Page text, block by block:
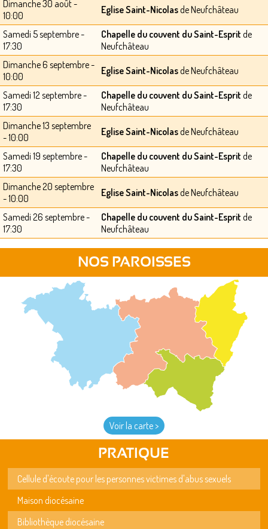
Dimanche 30 août -
10:00
Eglise Saint-Nicolasde Neufchâteau
Samedi 5 septembre -
17:30
Chapelle du couvent du Saint-Esprit de
Neufchâteau
Dimanche 6 septembre -
10:00
Eglise Saint-Nicolasde Neufchâteau
Samedi 12 septembre -
17:30
Chapelle du couvent du Saint-Esprit de
Neufchâteau
Dimanche 13 septembre
- 10:00
Eglise Saint-Nicolasde Neufchâteau
Samedi 19 septembre -
17:30
Chapelle du couvent du Saint-Esprit de
Neufchâteau
Dimanche 20 septembre
- 10:00
Eglise Saint-Nicolasde Neufchâteau
Samedi 26 septembre -
17:30
Chapelle du couvent du Saint-Esprit de
Neufchâteau
NOS PAROISSES
Voir la carte >
PRATIQUE
Cellule d'écoute pour les personnes victimes d'abus sexuels
Maison diocésaine
Bibliothèque diocésaine